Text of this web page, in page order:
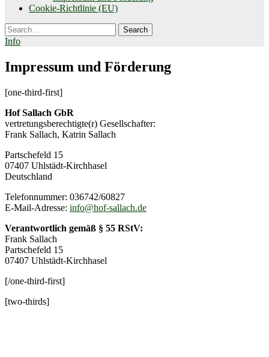
Cookie-Richtlinie (EU)
Search
Info
Impressum und Förderung
[one-third-first]
Hof Sallach GbR
vertretungsberechtigte(r) Gesellschafter:
Frank Sallach, Katrin Sallach
Partschefeld 15
07407 Uhlstädt-Kirchhasel
Deutschland
Telefonnummer: 036742/60827
E-Mail-Adresse: info@hof-sallach.de
Verantwortlich gemäß § 55 RStV:
Frank Sallach
Partschefeld 15
07407 Uhlstädt-Kirchhasel
[/one-third-first]
[two-thirds]